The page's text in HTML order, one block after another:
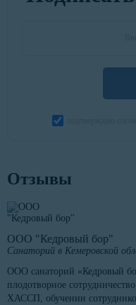
Отзывы
ООО "Кедровый бор"
Санаторий в Кемеровской
ООО санаторий «Кедровый
плодотворное
ХАССП, обучении